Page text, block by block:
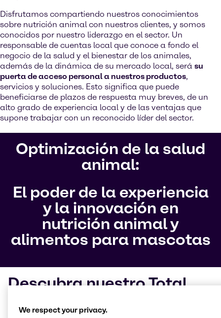
Disfrutamos compartiendo nuestros conocimientos
sobre nutrición animal con nuestros clientes, y somos
conocidos por nuestro liderazgo en el sector. Un
responsable de cuentas local que conoce a fondo el
negocio de la salud y el bienestar de los animales,
además de la dinámica de su mercado local, será su
puerta de acceso personal a nuestros productos,
servicios y soluciones. Esto significa que puede
beneficiarse de plazos de respuesta muy breves, de un
alto grado de experiencia local y de las ventajas que
supone trabajar con un reconocido líder del sector.
Optimización de la salud
animal:
El poder de la experiencia
y la innovación en
nutrición animal y
alimentos para mascotas
Descubra nuestro Total
We respect your privacy.